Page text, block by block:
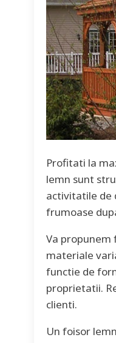
Profitati la
lemn sunt
activitatile de
frumoase
Va propunem
materiale
functie de
proprietatii.
clienti.
Un foisor